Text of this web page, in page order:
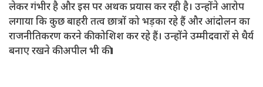
लेकर गंभीर है और इस पर अथक प्रयास कर रही है। उन्होंने आरोप
लगाया कि कुछ बाहरी तत्व छात्रों को भड़का रहे हैं और आंदोलन का
राजनीतिकरण करने की कोशिश कर रहे हैं। उन्होंने उम्मीदवारों से धैर्य
बनाए रखने की अपील भी की।